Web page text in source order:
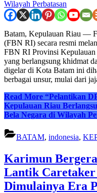
Batam, Kepulauan Riau —
(FBN RI) secara resmi
FBN RI Provinsi Kepulauan
yang berlangsung khidmat
digelar di Kota Batam ini
berbagai unsur, mulai dari
Read More “Pelantikan
Kepulauan Riau
Bela Negara di Wilayah
BATAM, indonesia,
Karimun
Lantik Caretaker
Dimulainya Era